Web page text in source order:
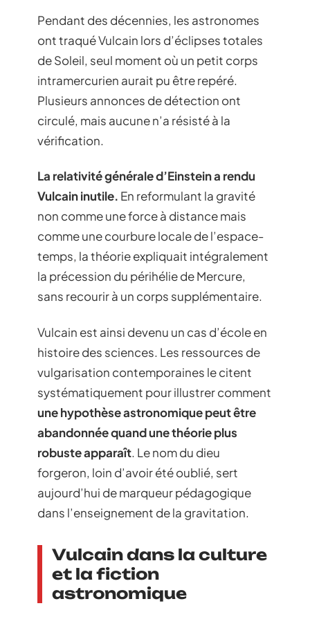
Pendant des décennies, les astronomes
ont traqué Vulcain lors d’éclipses totales
de Soleil, seul moment où un petit corps
intramercurien aurait pu être repéré.
Plusieurs annonces de détection ont
circulé, mais aucune n’a résisté à la
vérification.
La relativité générale d’Einstein a rendu
Vulcain inutile. En reformulant la gravité
non comme une force à distance mais
comme une courbure locale de l’espace-
temps, la théorie expliquait intégralement
la précession du périhélie de Mercure,
sans recourir à un corps supplémentaire.
Vulcain est ainsi devenu un cas d’école en
histoire des sciences. Les ressources de
vulgarisation contemporaines le citent
systématiquement pour illustrer comment
une hypothèse astronomique peut être
abandonnée quand une théorie plus
robuste apparaît. Le nom du dieu
forgeron, loin d’avoir été oublié, sert
aujourd’hui de marqueur pédagogique
dans l’enseignement de la gravitation.
Vulcain dans la culture
et la fiction
astronomique